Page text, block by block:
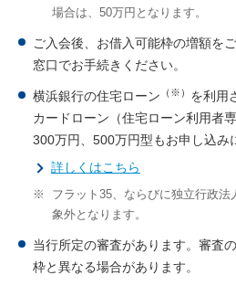
場合は、50万円となります。
ご入会後、お借入可能枠の増額を
窓口でお手続きください。
横浜銀行の住宅ローン （※） を利用
カードローン（住宅ローン利用者
300万円、500万円型もお申し込み
詳しくはこちら
※
フラット35、ならびに独立行政
象外となります。
当行所定の審査があります。審査
枠と異なる場合があります。